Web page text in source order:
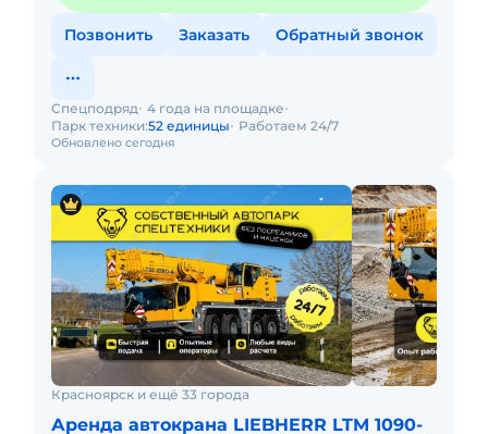
Позвонить Заказать Обратный звонок
Обновлено сегодня
Спецподряд 4 года на площадке
Парк техники:52 единицы Работаем 24/7
Красноярск и ещё 33 города
Аренда автокрана LIEBHERR LTM 1090-